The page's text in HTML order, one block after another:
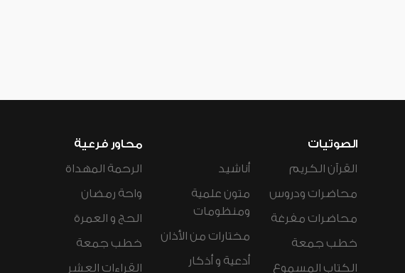
الصوتيات
القرآن الكريم
محاضرات ودروس
محاضرات مفرغة
خطب جمعة
الكتاب المسموع
أناشيد
متون علمية
ومنظومات
مختارات من الأذان
أدعية و أذكار
محاور فرعية
الرحمة المهداة
واحة رمضان
الحج و العمرة
خطب جمعة
القراءات العشر